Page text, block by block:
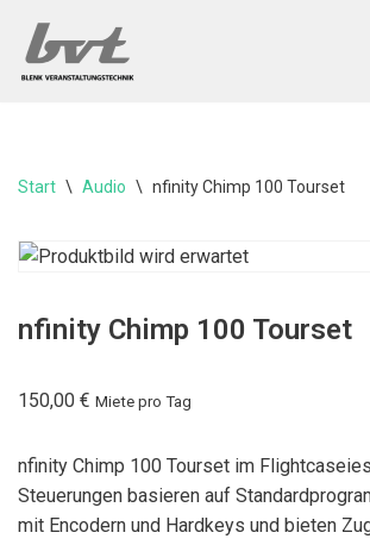
Zum
Start \ Audio \ nfinity Chimp 100 Tourset
nfinity Chimp 100 Tourset
150,00 € Miete pro Tag
nfinity Chimp 100 Tourset im
Steuerungen basieren auf
mit Encodern und Hardkeys und bieten